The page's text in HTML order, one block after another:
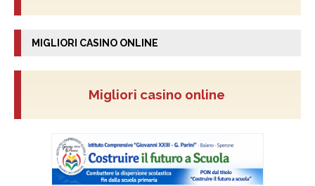
MIGLIORI CASINO ONLINE
Migliori casino online